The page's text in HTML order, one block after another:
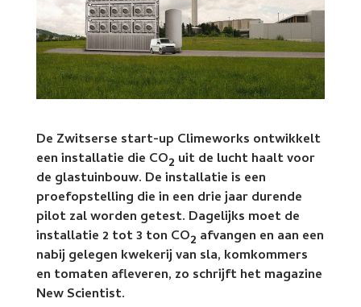
De Zwitserse start-up Climeworks ontwikkelt
een installatie die CO2 uit de lucht haalt voor
de glastuinbouw. De installatie is een
proefopstelling die in een drie jaar durende
pilot zal worden getest. Dagelijks moet de
installatie 2 tot 3 ton CO2 afvangen en aan een
nabij gelegen kwekerij van sla, komkommers
en tomaten afleveren, zo schrijft het magazine
New Scientist.